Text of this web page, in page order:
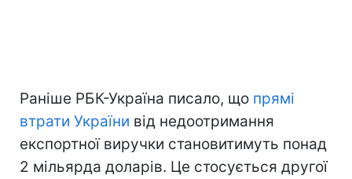
Раніше РБК-Україна писало, що прямі
втрати України від недоотримання
експортної виручки становитимуть понад
2 мільярда доларів. Це стосується другої